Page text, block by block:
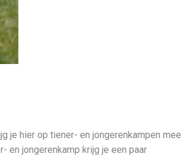
je hier op tiener- en jongerenkampen mee
en jongerenkamp krijg je een paar